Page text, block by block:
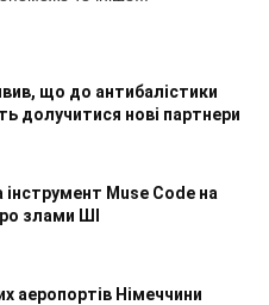
що до антибалістики
долучитися нові партнери
інструмент Muse Code на
злами ШІ
аеропортів Німеччини